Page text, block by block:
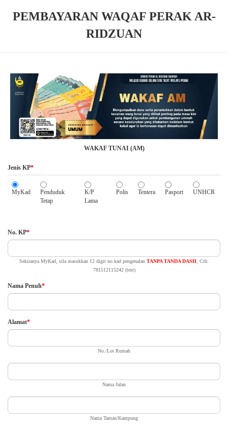
PEMBAYARAN WAQAF PERAK AR-
RIDZUAN
WAKAF TUNAI (AM)
Jenis KP*
MyKad
Penduduk
Tetap
K/P
Lama
Polis Tentera Pasport UNHCR
No. KP*
Sekiranya MyKad, sila masukkan 12 digit no kad pengenalan TANPA TANDA DASH, Cth:
781512115242 (test)
Nama Penuh*
Alamat*
No./Lot Rumah
Nama Jalan
Nama Taman/Kampung